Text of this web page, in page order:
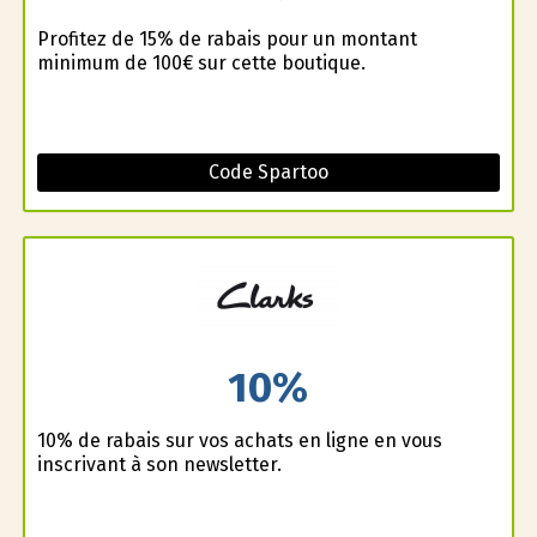
Profitez de 15% de rabais pour un montant
minimum de 100€ sur cette boutique.
Code Spartoo
10%
10% de rabais sur vos achats en ligne en vous
inscrivant à son newsletter.